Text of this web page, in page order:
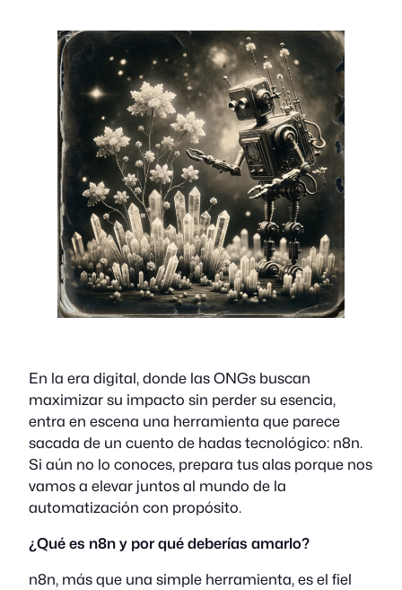
En la era digital, donde las ONGs buscan
maximizar su impacto sin perder su esencia,
entra en escena una herramienta que parece
sacada de un cuento de hadas tecnológico: n8n.
Si aún no lo conoces, prepara tus alas porque nos
vamos a elevar juntos al mundo de la
automatización con propósito.
¿Qué es n8n y por qué deberías amarlo?
n8n, más que una simple herramienta, es el fiel